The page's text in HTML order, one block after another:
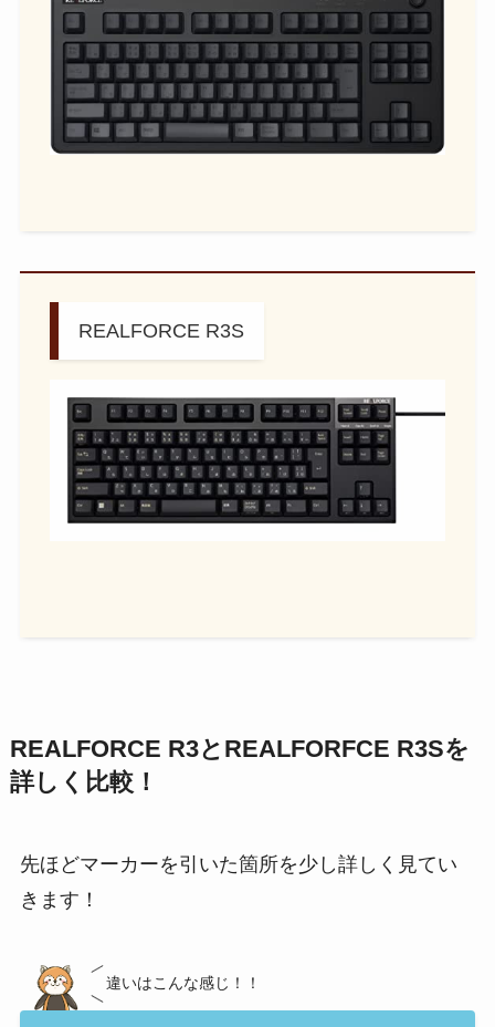
REALFORCE R3S
REALFORCE R3とREALFORFCE R3Sを
詳しく比較！
先ほどマーカーを引いた箇所を少し詳しく見てい
きます！
違いはこんな感じ！！